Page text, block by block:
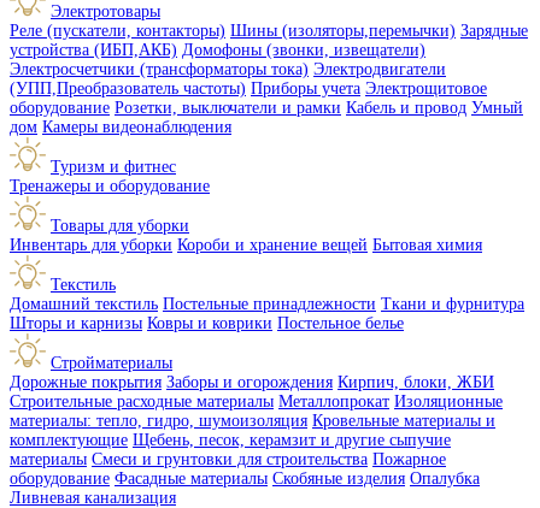
Электротовары
Реле (пускатели, контакторы) Шины (изоляторы,перемычки) Зарядные
устройства (ИБП,АКБ) Домофоны (звонки, извещатели)
Электросчетчики (трансформаторы тока) Электродвигатели
(УПП,Преобразователь частоты) Приборы учета Электрощитовое
оборудование Розетки, выключатели и рамки Кабель и провод Умный
дом Камеры видеонаблюдения
Туризм и фитнес
Тренажеры и оборудование
Товары для уборки
Инвентарь для уборки Короби и хранение вещей Бытовая химия
Текстиль
Домашний текстиль Постельные принадлежности Ткани и фурнитура
Шторы и карнизы Ковры и коврики Постельное белье
Стройматериалы
Дорожные покрытия Заборы и огорождения Кирпич, блоки, ЖБИ
Строительные расходные материалы Металлопрокат Изоляционные
материалы: тепло, гидро, шумоизоляция Кровельные материалы и
комплектующие Щебень, песок, керамзит и другие сыпучие
материалы Смеси и грунтовки для строительства Пожарное
оборудование Фасадные материалы Скобяные изделия Опалубка
Ливневая канализация